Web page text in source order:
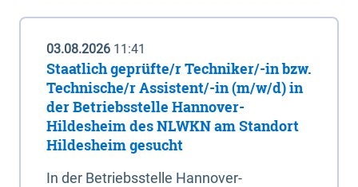
03.08.2026 11:41
Staatlich geprüfte/r Techniker/-in bzw.
Technische/r Assistent/-in (m/w/d) in
der Betriebsstelle Hannover-
Hildesheim des NLWKN am Standort
Hildesheim gesucht
In der Betriebsstelle Hannover-